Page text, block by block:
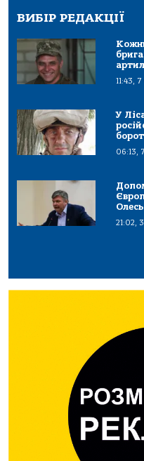
ВИБІР РЕДАКЦІЇ
11:43,
У
06:13,
21:02,